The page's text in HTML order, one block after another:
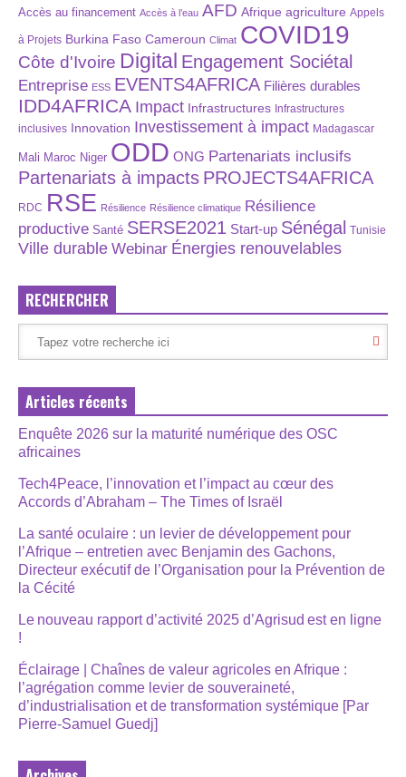
Accès au financement Accès à l’eau AFD Afrique agriculture Appels
à Projets Burkina Faso Cameroun Climat COVID19
Côte d'Ivoire Digital Engagement Sociétal
Entreprise ESS EVENTS4AFRICA Filières durables
IDD4AFRICA Impact Infrastructures Infrastructures
inclusives Innovation Investissement à impact Madagascar
Mali Maroc Niger ODD ONG Partenariats inclusifs
Partenariats à impacts PROJECTS4AFRICA
RDC RSE Résilience Résilience climatique Résilience
productive Santé SERSE2021 Start-up Sénégal Tunisie
Ville durable Webinar Énergies renouvelables
RECHERCHER
Articles récents
Enquête 2026 sur la maturité numérique des OSC
africaines
Tech4Peace, l’innovation et l’impact au cœur des
Accords d’Abraham – The Times of Israël
La santé oculaire : un levier de développement pour
l’Afrique – entretien avec Benjamin des Gachons,
Directeur exécutif de l’Organisation pour la Prévention de
la Cécité
Le nouveau rapport d’activité 2025 d’Agrisud est en ligne
!
Éclairage | Chaînes de valeur agricoles en Afrique :
l’agrégation comme levier de souveraineté,
d’industrialisation et de transformation systémique [Par
Pierre-Samuel Guedj]